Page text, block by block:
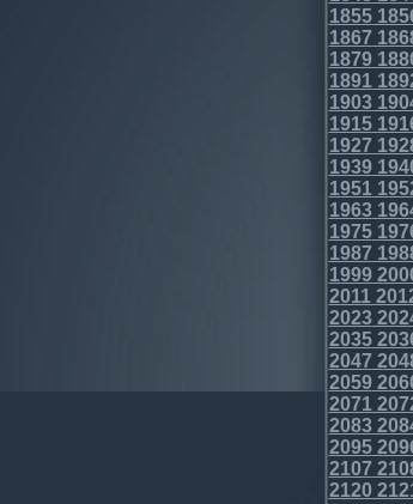
1855
1867
1879
1891
1903
1915
1927
1939
1951
1963
1975
1987
1999
2011
2023
2035
2047
2059
2071
2083
2095
2107
2120